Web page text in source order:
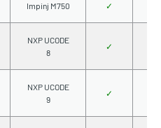
Impinj M750 ✓
NXP UCODE
8
✓
NXP UCODE
9
✓